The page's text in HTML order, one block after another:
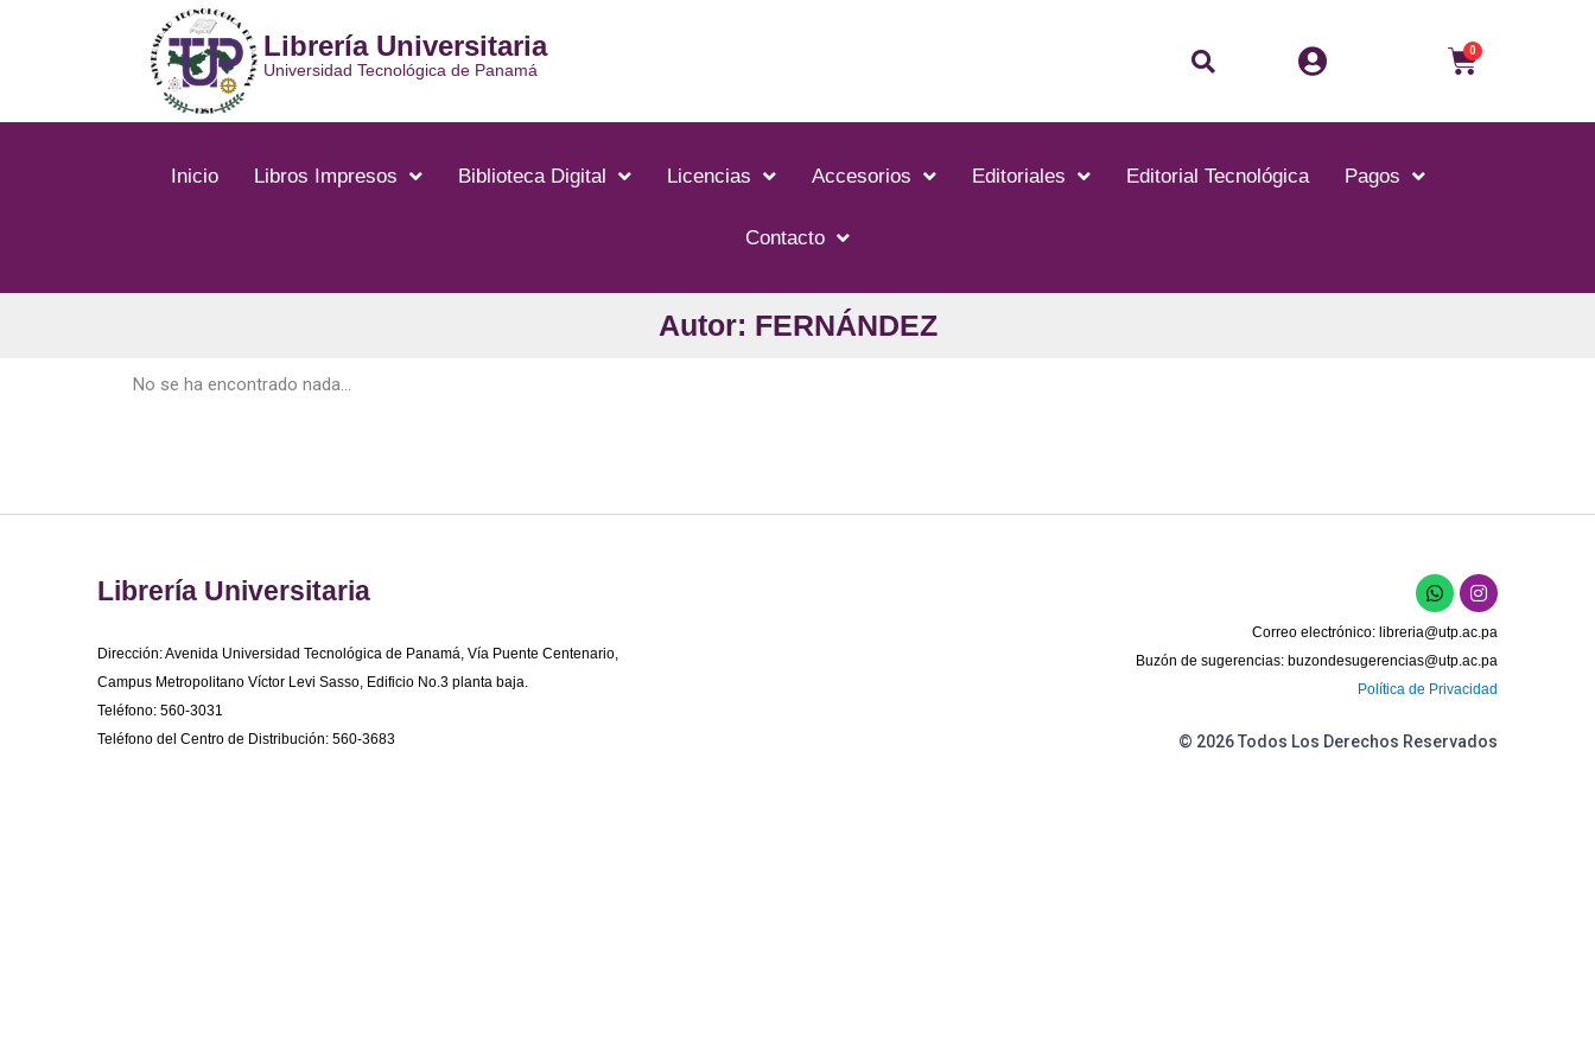
Librería Universitaria
Universidad Tecnológica de Panamá Buscar 0Carrito
Inicio Libros Impresos Biblioteca Digital Licencias Accesorios Editoriales Editorial Tecnológica Pagos
Contacto
Autor: FERNÁNDEZ
No se ha encontrado nada...
Librería Universitaria
Dirección: Avenida Universidad Tecnológica de Panamá, Vía Puente Centenario,
Campus Metropolitano Víctor Levi Sasso, Edificio No.3 planta baja.
Teléfono: 560-3031
Teléfono del Centro de Distribución: 560-3683
W
h
a
t
s
p
I
n
s
t
a
r
m
Correo electrónico: libreria@utp.ac.pa
Buzón de sugerencias: buzondesugerencias@utp.ac.pa
Política de Privacidad
© 2026 Todos Los Derechos Reservados